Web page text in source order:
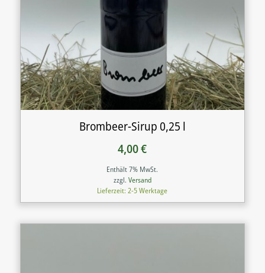
Brombeer-Sirup 0,25 l
4,00€
Enthält 7% MwSt.
zzgl. Versand
Lieferzeit: 2-5 Werktage